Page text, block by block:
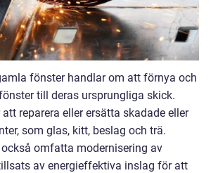
fönster handlar om att förnya och
till deras ursprungliga skick.
reparera eller ersätta skadade eller
som glas, kitt, beslag och trä.
också omfatta modernisering av
av energieffektiva inslag för att